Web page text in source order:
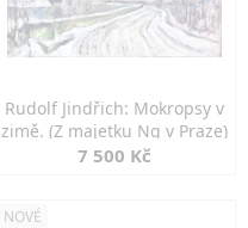
Rudolf Jindřich: Mokropsy v
zimě. (Z majetku Ng v Praze)
7 500 Kč
NOVÉ